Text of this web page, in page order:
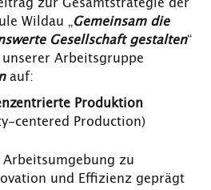
zur Gesamtstrategie der
Wildau „Gemeinsam die
Gesellschaft gestalten“
Arbeitsgruppe
auf:
Produktion
centered Production)
Arbeitsumgebung zu
und Effizienz geprägt